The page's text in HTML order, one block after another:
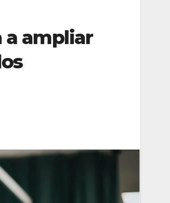
a ampliar